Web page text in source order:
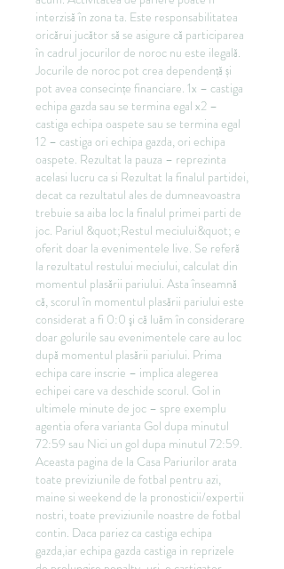
interzisă în zona ta. Este responsabilitatea
oricărui jucător să se asigure că participarea
în cadrul jocurilor de noroc nu este ilegală.
Jocurile de noroc pot crea dependență și
pot avea consecințe financiare. 1x – castiga
echipa gazda sau se termina egal x2 –
castiga echipa oaspete sau se termina egal
12 – castiga ori echipa gazda, ori echipa
oaspete. Rezultat la pauza – reprezinta
acelasi lucru ca si Rezultat la finalul partidei,
decat ca rezultatul ales de dumneavoastra
trebuie sa aiba loc la finalul primei parti de
joc. Pariul &quot;Restul meciului&quot; e
oferit doar la evenimentele live. Se referă
la rezultatul restului meciului, calculat din
momentul plasării pariului. Asta înseamnă
că, scorul în momentul plasării pariului este
considerat a fi 0:0 şi că luăm în considerare
doar golurile sau evenimentele care au loc
după momentul plasării pariului. Prima
echipa care inscrie – implica alegerea
echipei care va deschide scorul. Gol in
ultimele minute de joc – spre exemplu
agentia ofera varianta Gol dupa minutul
72:59 sau Nici un gol dupa minutul 72:59.
Aceasta pagina de la Casa Pariurilor arata
toate previziunile de fotbal pentru azi,
maine si weekend de la pronosticii/expertii
nostri, toate previziunile noastre de fotbal
contin. Daca pariez ca castiga echipa
gazda,iar echipa gazda castiga in reprizele